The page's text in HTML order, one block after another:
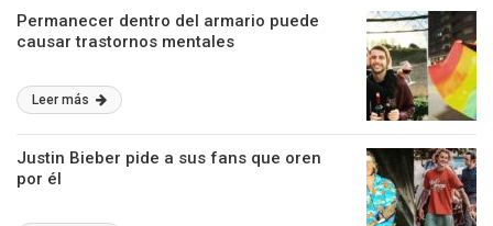
Permanecer dentro del armario puede
causar trastornos mentales
Leer más
Justin Bieber pide a sus fans que oren
por él